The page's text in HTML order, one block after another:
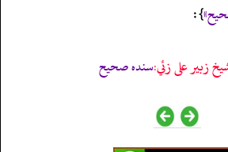
‏‏‏‏ }:
زبير على زئي:سنده صحيح